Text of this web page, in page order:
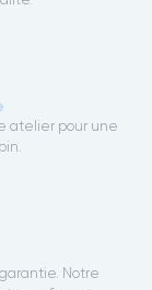
atelier pour une
Notre